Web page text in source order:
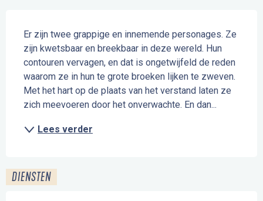
Er zijn twee grappige en innemende personages. Ze
zijn kwetsbaar en breekbaar in deze wereld. Hun
contouren vervagen, en dat is ongetwijfeld de reden
waarom ze in hun te grote broeken lijken te zweven.
Met het hart op de plaats van het verstand laten ze
zich meevoeren door het onverwachte. En dan...
Lees verder
DIENSTEN